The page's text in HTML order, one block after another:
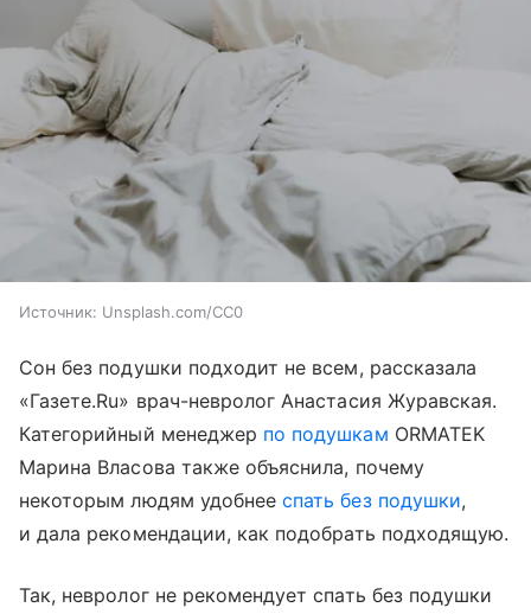
Источник: Unsplash.com/CC0
Сон без подушки подходит не всем, рассказала
«Газете.Ru» врач-невролог Анастасия Журавская.
Категорийный менеджер по подушкам ORMATEK
Марина Власова также объяснила, почему
некоторым людям удобнееспать без подушки,
и дала рекомендации, как подобрать подходящую.
Так, невролог не рекомендует спать без подушки